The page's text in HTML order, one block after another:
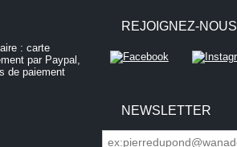
REJOIGNEZ-NOUS
NEWSLETTER